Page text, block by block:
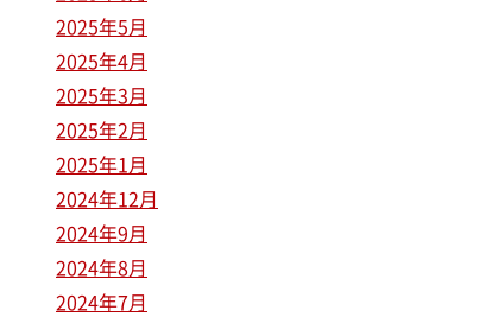
2025年5月
2025年4月
2025年3月
2025年2月
2025年1月
2024年12月
2024年9月
2024年8月
2024年7月